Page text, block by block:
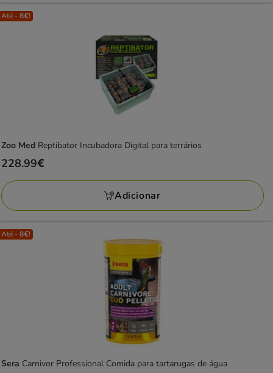
Até - 8€!
Zoo Med Reptibator Incubadora Digital para terrários
Preço
228.99€
228.99€
Adicionar
Até - 8€!
Sera Carnivor Professional Comida para tartarugas de água